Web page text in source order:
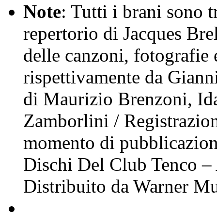
Note: Tutti i brani sono
repertorio di Jacques
delle canzoni, fotografie
rispettivamente da
di Maurizio Brenzoni,
Zamborlini /
momento di
Dischi Del Club Tenco
Distribuito da Warner